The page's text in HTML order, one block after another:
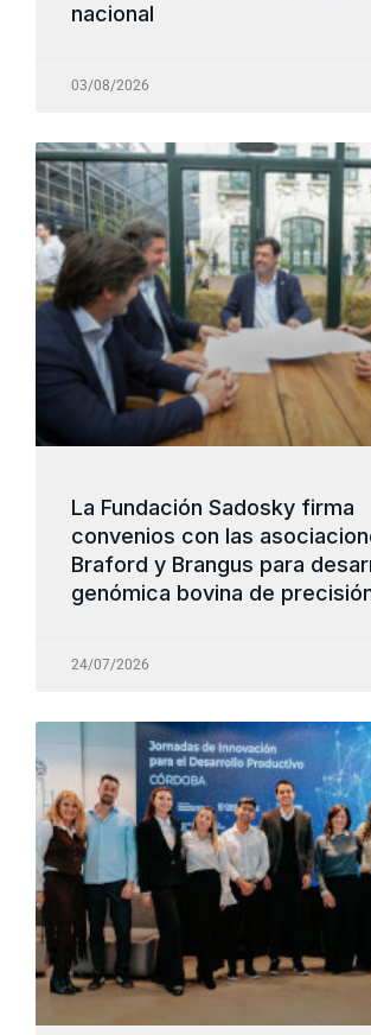
nacional
03/08/2026
La Fundación Sadosky firma
convenios con las
Braford y Brangus para
genómica bovina de
24/07/2026